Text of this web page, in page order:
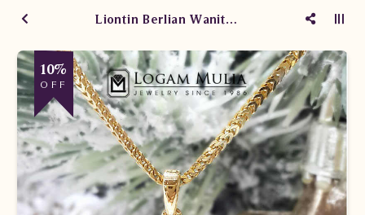
Liontin Berlian Wanita HKL Ddt
10%
OFF